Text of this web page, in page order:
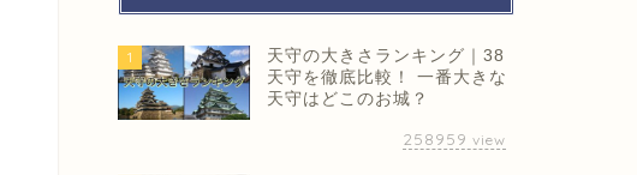
1
天守の大きさランキング｜38
天守を徹底比較！ 一番大きな
天守はどこのお城？
258959 view